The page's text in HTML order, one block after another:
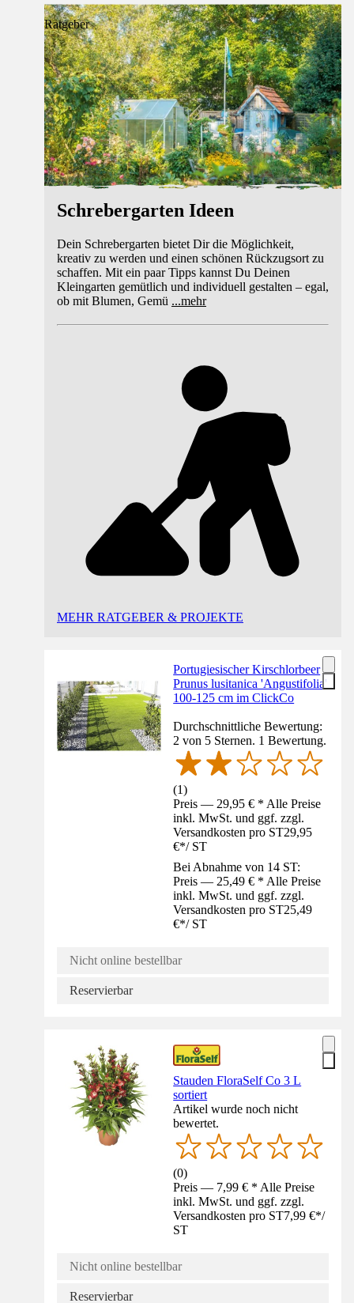
Ratgeber
Schrebergarten Ideen
Dein Schrebergarten bietet Dir die Möglichkeit,
kreativ zu werden und einen schönen Rückzugsort zu
schaffen. Mit ein paar Tipps kannst Du Deinen
Kleingarten gemütlich und individuell gestalten – egal,
ob mit Blumen, Gemü ...mehr
MEHR RATGEBER & PROJEKTE
Portugiesischer Kirschlorbeer
Prunus lusitanica 'Angustifolia'
100-125 cm im ClickCo
Durchschnittliche Bewertung:
2 von 5 Sternen. 1 Bewertung.
(1)
Preis — 29,95 € * Alle Preise
inkl. MwSt. und ggf. zzgl.
Versandkosten pro ST29,95
€*/ ST
Bei Abnahme von 14 ST:
Preis — 25,49 € * Alle Preise
inkl. MwSt. und ggf. zzgl.
Versandkosten pro ST25,49
€*/ ST
Nicht online bestellbar
Reservierbar
Stauden FloraSelf Co 3 L
sortiert
Artikel wurde noch nicht
bewertet.
(0)
Preis — 7,99 € * Alle Preise
inkl. MwSt. und ggf. zzgl.
Versandkosten pro ST7,99 €*/
ST
Nicht online bestellbar
Reservierbar